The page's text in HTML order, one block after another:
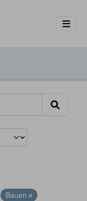
Bauen